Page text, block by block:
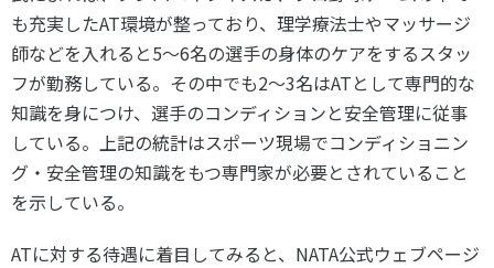
も充実したAT環境が整っており、理学療法士やマッサージ
師などを入れると5～6名の選手の身体のケアをするスタッ
フが勤務している。その中でも2～3名はATとして専門的な
知識を身につけ、選手のコンディションと安全管理に従事
している。上記の統計はスポーツ現場でコンディショニン
グ・安全管理の知識をもつ専門家が必要とされていること
を示している。
ATに対する待遇に着目してみると、NATA公式ウェブページ